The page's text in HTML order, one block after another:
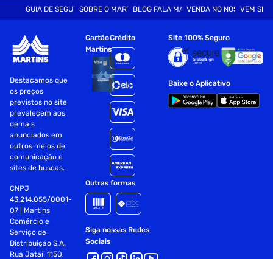
GUIA DE SEGURANÇASOBRE O MARTINSBLOG FALA MARTVENDA NO NOSSO SITE
VEM SER
Destacamos que
os preços
previstos no site
prevalecem aos
demais
anunciados em
outros meios de
comunicação e
sites de buscas.
CNPJ
43.214.055/0001-
07 | Martins
Comércio e
Serviço de
Distribuição S.A.
Rua Jataí, 1150,
Cartão
Martins
Crédito
Outras formas
Siga nossas Redes
Sociais
Site 100% Seguro
Baixe o Aplicativo